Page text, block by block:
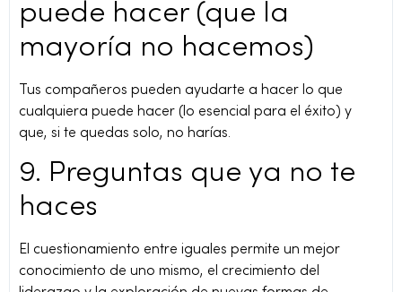
puede hacer (que la
mayoría no hacemos)
Tus compañeros pueden ayudarte a hacer lo que
cualquiera puede hacer (lo esencial para el éxito) y
que, si te quedas solo, no harías.
9. Preguntas que ya no te
haces
El cuestionamiento entre iguales permite un mejor
conocimiento de uno mismo, el crecimiento del